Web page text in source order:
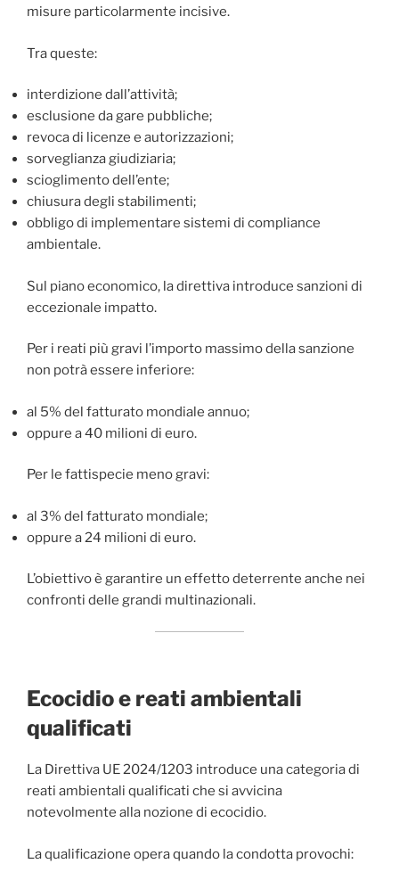
misure particolarmente incisive.
Tra queste:
interdizione dall’attività;
esclusione da gare pubbliche;
revoca di licenze e autorizzazioni;
sorveglianza giudiziaria;
scioglimento dell’ente;
chiusura degli stabilimenti;
obbligo di implementare sistemi di compliance
ambientale.
Sul piano economico, la direttiva introduce sanzioni di
eccezionale impatto.
Per i reati più gravi l’importo massimo della sanzione
non potrà essere inferiore:
al 5% del fatturato mondiale annuo;
oppure a 40 milioni di euro.
Per le fattispecie meno gravi:
al 3% del fatturato mondiale;
oppure a 24 milioni di euro.
L’obiettivo è garantire un effetto deterrente anche nei
confronti delle grandi multinazionali.
Ecocidio e reati ambientali
qualificati
La Direttiva UE 2024/1203 introduce una categoria di
reati ambientali qualificati che si avvicina
notevolmente alla nozione di ecocidio.
La qualificazione opera quando la condotta provochi: